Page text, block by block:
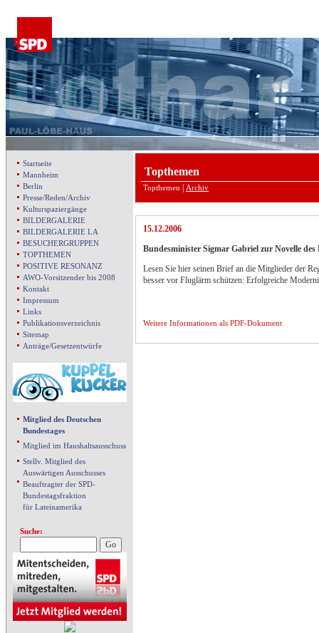
Startseite
Mannheim
Berlin
Presse/Reden/Archiv
Kulturspaziergänge
BILDERGALERIE
BILDERGALERIE LA
BESUCHERGRUPPEN
TOPTHEMEN
POSITIVE RESONANZ
AWO-Vorsitzender bis 2008
Kontakt
Impressum
Links
Publikationsverzeichnis
Sitemap
Anträge/Gesetzentwürfe
Mitglied des Deutschen
Bundestages
Mitglied im Haushaltsausschuss
Stellv. Mitglied des
Auswärtigen Ausschusses
Beauftragter der SPD-
Bundestagsfraktion
für Lateinamerika
Suche:
Topthemen
Topthemen Archiv
15.12.2006
Bundesminister Sigmar Gabriel zur Novelle des
Lesen Sie hier seinen Brief an die Mitglieder der
besser vor Fluglärm schützen: Erfolgreiche
Weitere Informationen als PDF-Dokument